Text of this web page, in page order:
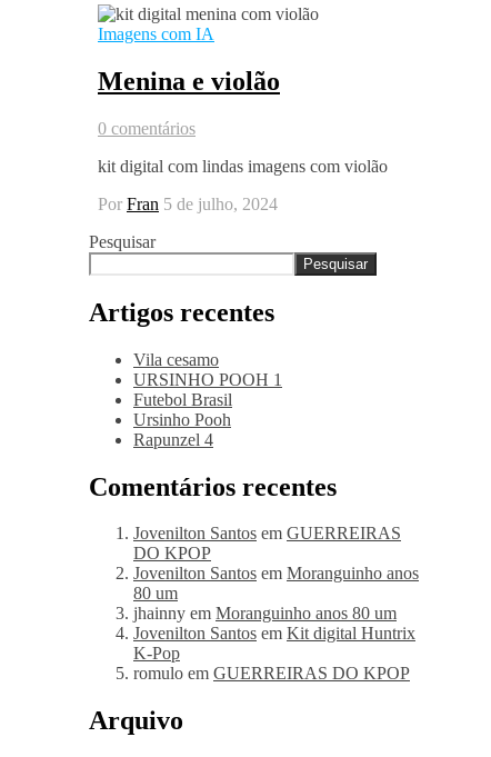
Imagens com IA
Menina e violão
0 comentários
kit digital com lindas imagens com violão
Por Fran 5 de julho, 2024
Pesquisar
Pesquisar
Artigos recentes
Vila cesamo
URSINHO POOH 1
Futebol Brasil
Ursinho Pooh
Rapunzel 4
Comentários recentes
Jovenilton Santos em GUERREIRAS
DO KPOP
Jovenilton Santos em Moranguinho anos
80 um
jhainny em Moranguinho anos 80 um
Jovenilton Santos em Kit digital Huntrix
K-Pop
romulo em GUERREIRAS DO KPOP
Arquivo